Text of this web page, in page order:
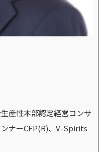
産性本部認定経営コンサ
ナーCFP(R)、V-Spirits